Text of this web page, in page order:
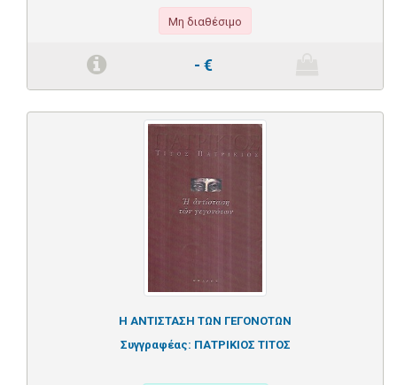
Μη διαθέσιμο
- €
Η ΑΝΤΙΣΤΑΣΗ ΤΩΝ ΓΕΓΟΝΟΤΩΝ
Συγγραφέας: ΠΑΤΡΙΚΙΟΣ ΤΙΤΟΣ